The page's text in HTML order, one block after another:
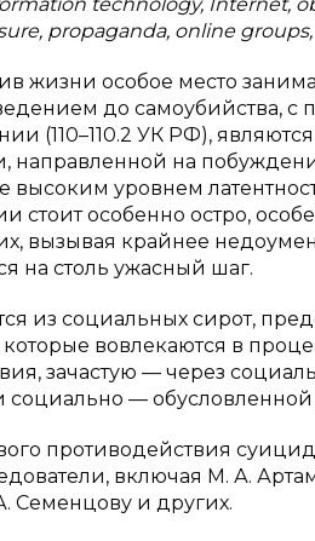
propaganda, online
жизни особое место
до самоубийства, с
(110–110.2 УК РФ),
направленной на
уровнем
стоит особенно остро,
вызывая крайнее
на столь ужасный шаг.
из социальных сирот,
вовлекаются в
зачастую — через
социально —
противодействия
включая М. А.
Семенцову и других.